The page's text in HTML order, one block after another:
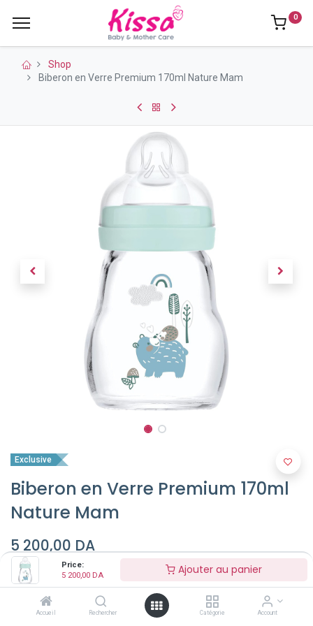
Price:
5 200,00 DA Ajouter au panier
Accueil Rechercher Catégorie Account
0
Shop
Biberon en Verre Premium 170ml Nature Mam
Exclusive
Biberon en Verre Premium 170ml
Nature Mam
5 200,00 DA
Couleur